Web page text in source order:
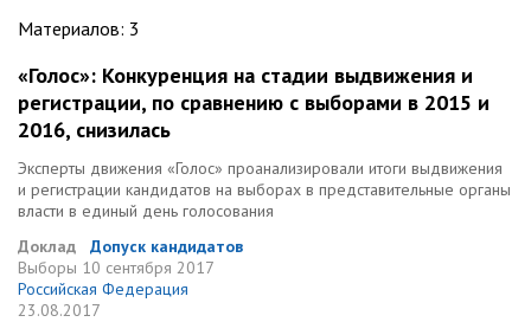
Материалов: 3
«Голос»: Конкуренция на стадии выдвижения и
регистрации, по сравнению с выборами в 2015 и
2016, снизилась
Эксперты движения «Голос» проанализировали итоги выдвижения
и регистрации кандидатов на выборах в представительные органы
власти в единый день голосования
Доклад
Допуск кандидатов
Выборы 10 сентября 2017
Российская Федерация
23.08.2017